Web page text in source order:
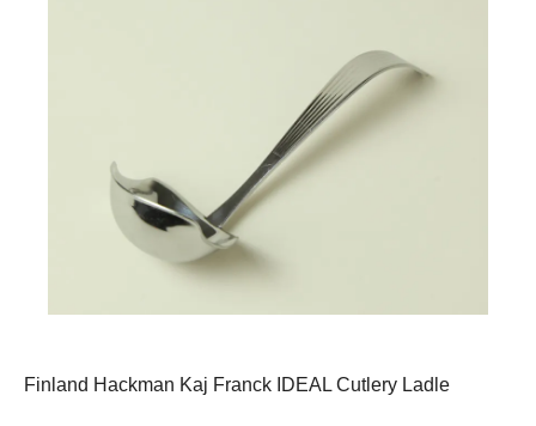
Finland Hackman Kaj Franck IDEAL Cutlery Ladle
下記の期間につきまして夏季休業とさせていただきます。 期間中は
ただけますが、ご対応が8月17日以降にさせていただく場合がござい
かけ致しますが、何卒ご了承くださいますよう お願い申し上げます
平成29年8月11日（金）－ 8月16日（水）